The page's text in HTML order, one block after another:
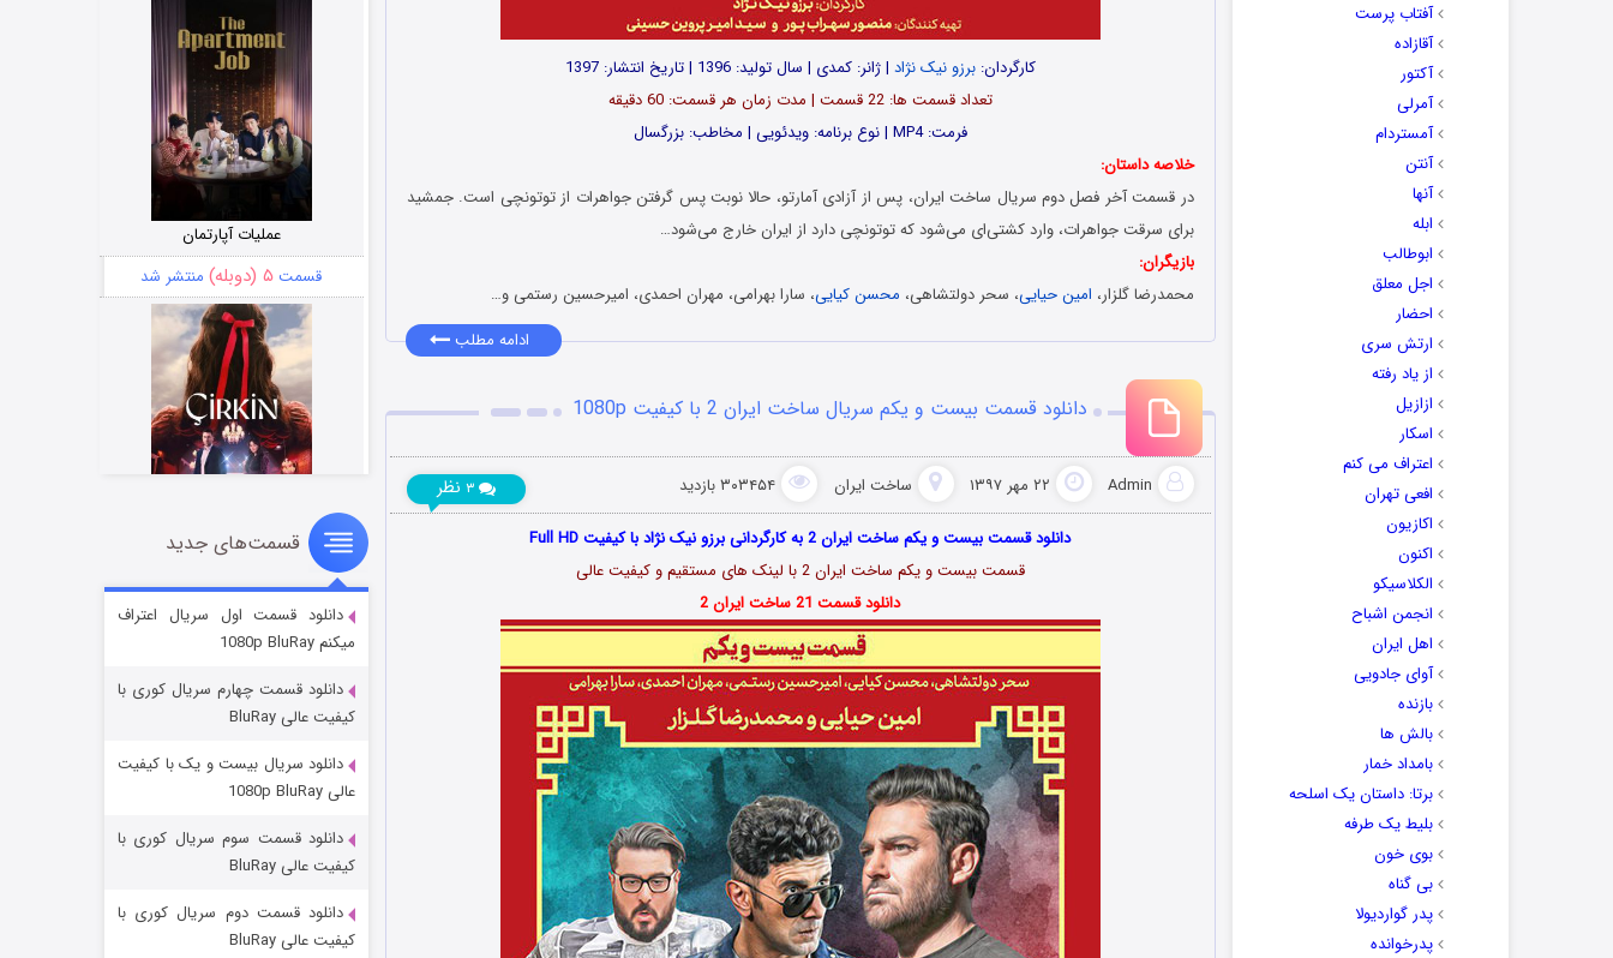
آفتاب پرست
آقازاده
آکتور
آمرلی
آمستردام
آنتن
آنها
ابله
ابوطالب
اجل معلق
احضار
ارتش سری
از یاد رفته
ازازیل
اسکار
اعتراف می کنم
افعی تهران
اکازیون
اکنون
الکلاسیکو
انجمن اشباح
اهل ایران
آوای جادویی
بازنده
بالش ها
بامداد خمار
برتا: داستان یک اسلحه
بلیط یک‌‌ طرفه
بوی خون
بی گناه
پدر گواردیولا
پدرخوانده
کارگردان:برزو نیک نژاد | ژانر: کمدی | سال تولید: 1396 | تاریخ انتشار: 1397
تعداد قسمت ها: 22 قسمت | مدت زمان هر قسمت: 60 دقیقه
فرمت: MP4 | نوع برنامه: ویدئویی | مخاطب: بزرگسال
خلاصه داستان:
در قسمت آخر فصل دوم سریال ساخت ایران، پس از آزادی آمارتو، حالا نوبت پس گرفتن جواهرات از توتونچی است. جمشید
برای سرقت جواهرات، وارد کشتی‌ای می‌شود که توتونچی دارد از ایران خارج می‌شود…
بازیگران:
محمدرضا گلزار، امین حیایی، سحر دولتشاهی، محسن کیایی، سارا بهرامی، مهران احمدی، امیرحسین رستمی و…
ادامه مطلب
دانلود قسمت بیست و یکم سریال ساخت ایران 2 با کیفیت 1080p
Admin ۲۲ مهر ۱۳۹۷ ساخت ایران ۳۰۳۴۵۴ بازدید ۳ نظر
دانلود قسمت بیست و یکم ساخت ایران 2 به کارگردانی برزو نیک نژاد با کیفیت Full HD
قسمت بیست و یکم ساخت ایران 2 با لینک های مستقیم و کیفیت عالی
دانلود قسمت 21 ساخت ایران 2
عملیات آپارتمان
قسمت ۵ (دوبله) منتشر شد
سریال زشت
قسمت۲ (زیرنویس) منتشر شد
مردگان متحرک: شهر مرده ۳
قسمت‌های جدید
دانلود قسمت اول سریال اعتراف
میکنم 1080p BluRay
دانلود قسمت چهارم سریال کوری با
کیفیت عالی BluRay
دانلود سریال بیست و یک با کیفیت
عالی 1080p BluRay
دانلود قسمت سوم سریال کوری با
کیفیت عالی BluRay
دانلود قسمت دوم سریال کوری با
کیفیت عالی BluRay